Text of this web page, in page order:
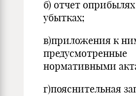
б) отчет
убытках;
в)приложения к
предусмотренные
нормативными
г)пояснительная